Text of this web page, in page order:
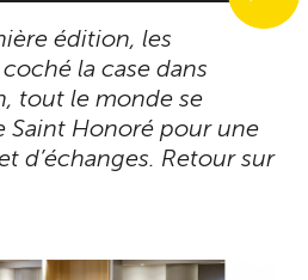
édition, les
la case dans
tout le monde se
Saint Honoré pour une
d’échanges. Retour sur